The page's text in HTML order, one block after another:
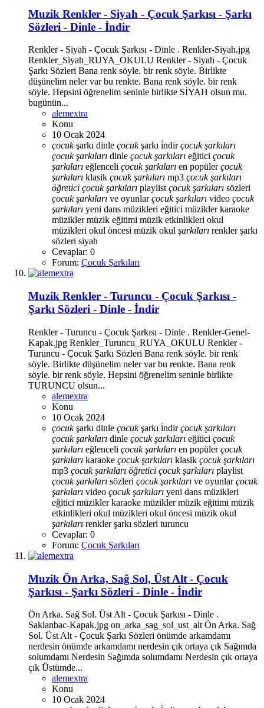
Muzik Renkler - Siyah - Çocuk Şarkısı - Şarkı
Sözleri - Dinle - İndir
Renkler - Siyah - Çocuk Şarkısı - Dinle . Renkler-Siyah.jpg
Renkler_Siyah_RUYA_OKULU Renkler - Siyah - Çocuk
Şarkı Sözleri Bana renk söyle. bir renk söyle. Birlikte
düşünelim neler var bu renkte. Bana renk söyle. bir renk
söyle. Hepsini öğrenelim seninle birlikte SİYAH olsun mu.
bugünün...
alemextra
Konu
10 Ocak 2024
çocukşarkı dinle çocukşarkı i̇ndirçocuk şarkıları
çocuk şarkıları dinle çocuk şarkıları eğitici çocuk
şarkıları eğlenceli çocuk şarkıları en popülerçocuk
şarkıları klasik çocuk şarkıları mp3 çocuk şarkıları
öğretici çocuk şarkıları playlist çocuk şarkıları sözleri
çocuk şarkıları ve oyunlarçocuk şarkıları video çocuk
şarkıları yeni dans müzikleri eğitici müziklerkaraoke
müziklermüzik eğitimi müzik etkinlikleri okul
müzikleri okul öncesi müzik okul şarkıları renklerşarkı
sözleri siyah
Cevaplar: 0
Forum: Çocuk Şarkıları
Muzik Renkler - Turuncu - Çocuk Şarkısı -
Şarkı Sözleri - Dinle - İndir
Renkler - Turuncu - Çocuk Şarkısı - Dinle . Renkler-Genel-
Kapak.jpg Renkler_Turuncu_RUYA_OKULU Renkler -
Turuncu - Çocuk Şarkı Sözleri Bana renk söyle. bir renk
söyle. Birlikte düşünelim neler var bu renkte. Bana renk
söyle. bir renk söyle. Hepsini öğrenelim seninle birlikte
TURUNCU olsun...
alemextra
Konu
10 Ocak 2024
çocukşarkı dinle çocukşarkı i̇ndirçocuk şarkıları
çocuk şarkıları dinle çocuk şarkıları eğitici çocuk
şarkıları eğlenceli çocuk şarkıları en popülerçocuk
şarkıları karaoke çocuk şarkıları klasik çocuk şarkıları
mp3 çocuk şarkıları öğretici çocuk şarkıları playlist
çocuk şarkıları sözleri çocuk şarkıları ve oyunlarçocuk
şarkıları video çocuk şarkıları yeni dans müzikleri
eğitici müziklerkaraoke müziklermüzik eğitimi müzik
etkinlikleri okul müzikleri okul öncesi müzik okul
şarkıları renklerşarkı sözleri turuncu
Cevaplar: 0
Forum: Çocuk Şarkıları
Muzik Ön Arka, Sağ Sol, Üst Alt - Çocuk
Şarkısı - Şarkı Sözleri - Dinle - İndir
Ön Arka. Sağ Sol. Üst Alt - Çocuk Şarkısı - Dinle .
Saklanbac-Kapak.jpg on_arka_sag_sol_ust_alt Ön Arka. Sağ
Sol. Üst Alt - Çocuk Şarkı Sözleri önümde arkamdamı
nerdesin önümde arkamdamı nerdesin çık ortaya çık Sağımda
solumdamı Nerdesin Sağımda solumdamı Nerdesin çık ortaya
çık Üstümde...
alemextra
Konu
10 Ocak 2024